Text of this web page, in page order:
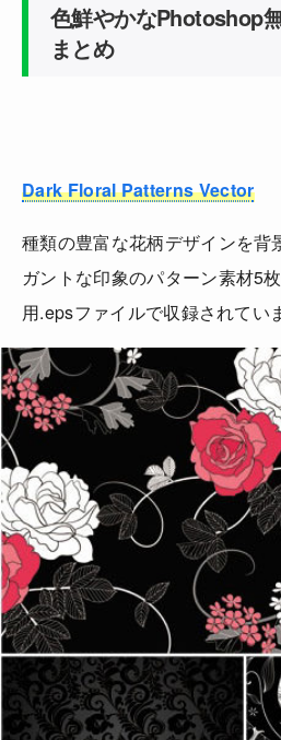
色鮮やかなPhotoshop
まとめ
Dark Floral Patterns Vector
種類の豊富な花柄デザインを背
ガントな印象のパターン素材5
用.epsファイルで収録されてい